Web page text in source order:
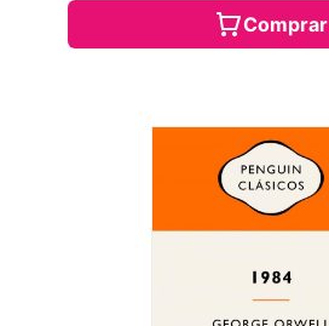
Comprar